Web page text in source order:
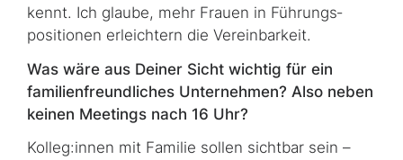
kennt. Ich glaube, mehr Frauen in Führungs­
positionen erleichtern die Vereinbarkeit.
Was wäre aus Deiner Sicht wichtig für ein
familienfreundliches Unternehmen? Also neben
keinen Meetings nach 16 Uhr?
Kolleg:innen mit Familie sollen sichtbar sein –